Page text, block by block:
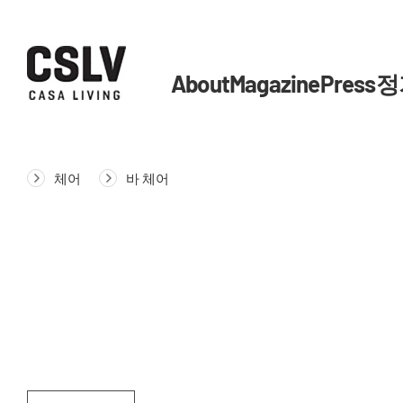
AboutMagazinePress
체어 바 체어